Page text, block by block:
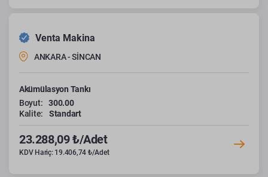
Venta Makina
ANKARA - SİNCAN
Akümülasyon Tankı
Boyut:
300.00
Kalite:
Standart
23.288,09 ₺/Adet
KDV Hariç: 19.406,74 ₺/Adet